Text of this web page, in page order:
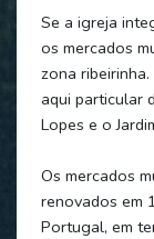
Se a igreja
os mercados
zona
aqui particular
Lopes e o
Os mercados
renovados em
Portugal, em